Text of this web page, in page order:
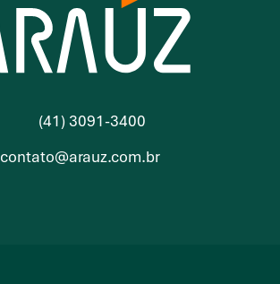
(41) 3091-3400
contato@arauz.com.br